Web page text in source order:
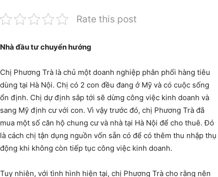
Rate this post
Nhà đầu tư chuyển hướng
Chị Phương Trà là chủ một doanh nghiệp phân phối hàng tiêu
dùng tại Hà Nội. Chị có 2 con đều đang ở Mỹ và có cuộc sống
ổn định. Chị dự định sắp tới sẽ dừng công việc kinh doanh và
sang Mỹ định cư với con. Vì vậy trước đó, chị Phương Trà đã
mua một số căn hộ chung cư và nhà tại Hà Nội để cho thuê. Đó
là cách chị tận dụng nguồn vốn sẵn có để có thêm thu nhập thụ
động khi không còn tiếp tục công việc kinh doanh.
Tuy nhiên, với tình hình hiện tại, chị Phương Trà cho rằng nên